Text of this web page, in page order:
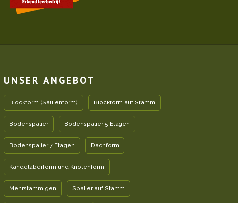
UNSER ANGEBOT
Blockform (Säulenform) Blockform auf Stamm
Bodenspalier Bodenspalier 5 Etagen
Bodenspalier 7 Etagen Dachform
Kandelaberform und Knotenform
Mehrstämmigen Spalier auf Stamm